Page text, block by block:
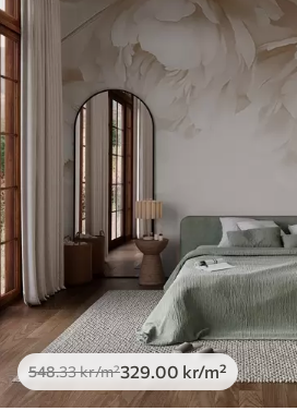
548.33kr/m²329 .00 kr/m²